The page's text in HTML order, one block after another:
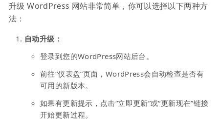
升级 WordPress 网站非常简单，你可以选择以下两种方
法：
自动升级：
登录到您的WordPress网站后台。
前往“仪表盘”页面，WordPress会自动检查是否有
可用的新版本。
如果有更新提示，点击“立即更新”或“更新现在”链接
开始更新过程。